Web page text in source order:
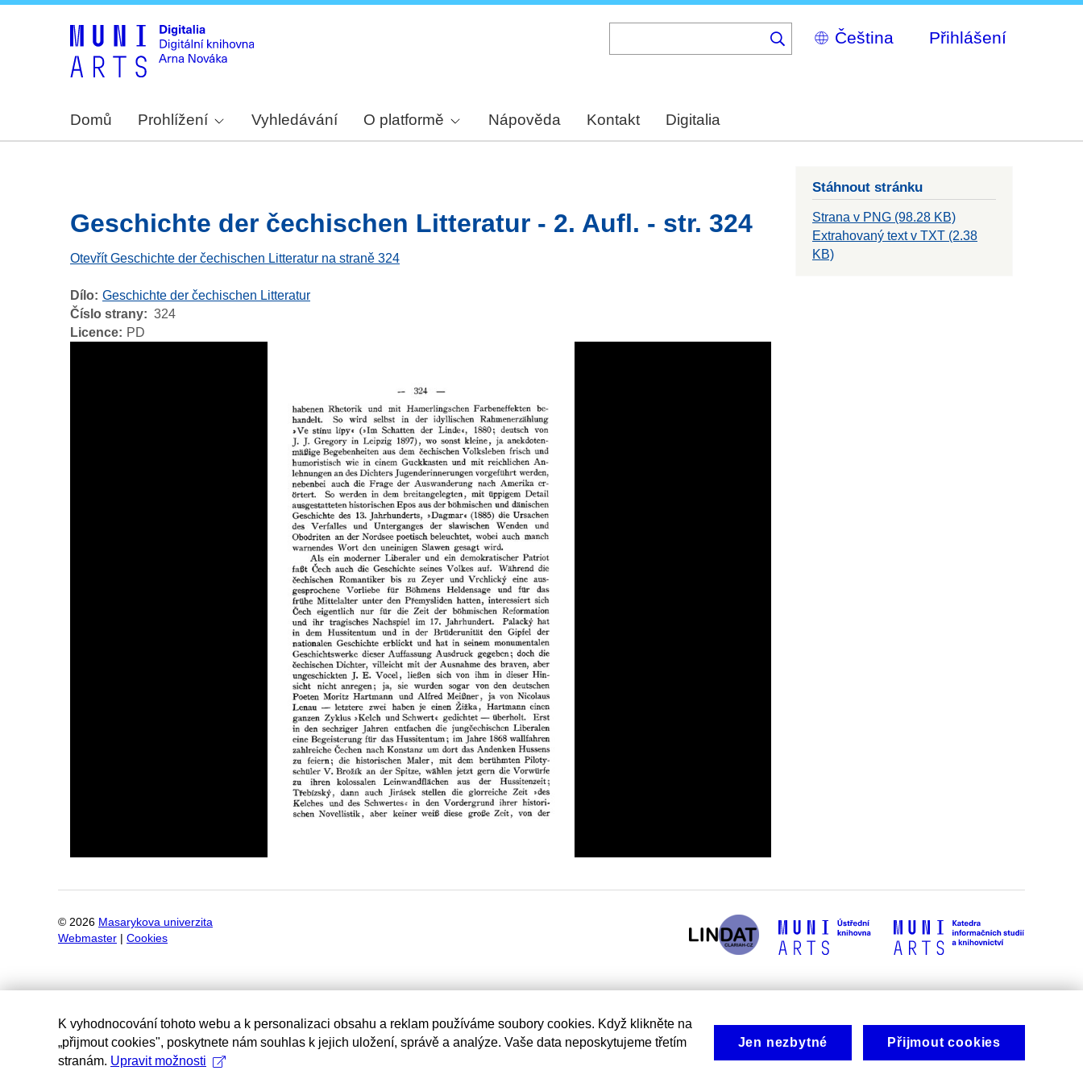
Select
your
Přihlášení
Domů Prohlížení Vyhledávání O platformě Nápověda Kontakt Digitalia
Geschichte der čechischen Litteratur - 2. Aufl. - str. 324
Otevřít Geschichte der čechischen Litteratur na straně 324
Dílo Geschichte der čechischen Litteratur
Číslo strany
324
Licence
PD
Stáhnout stránku
Strana v PNG (98.28 KB)
Extrahovaný text v TXT (2.38
KB)
© 2026 Masarykova univerzita
Webmaster
Cookies
K vyhodnocování tohoto webu a k personalizaci obsahu a reklam používáme soubory cookies. Když klikněte na
„přijmout cookies", poskytnete nám souhlas k jejich uložení, správě a analýze. Vaše data neposkytujeme třetím
stranám. Upravit možnosti
Jen nezbytné Přijmout cookies